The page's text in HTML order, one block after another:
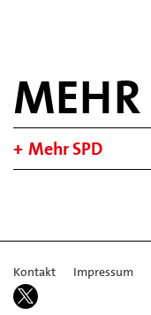
MEHR
Mehr SPD
Kontakt Impressum